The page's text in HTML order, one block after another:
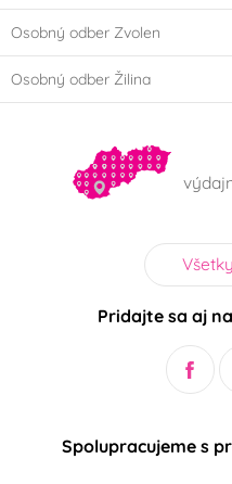
Osobný odber Zvolen
Osobný odber Žilina
Pridajte sa aj
Spolupracujeme s